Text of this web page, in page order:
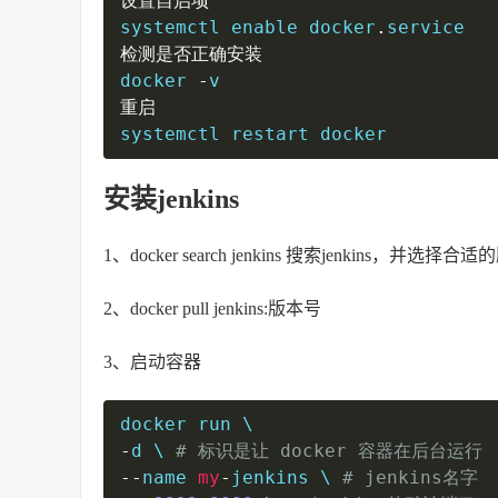
systemctl enable docker .
检测是否正确安装
docker
-
重启
systemctl restart docker
安装jenkins
1、docker search jenkins 搜索jenkins，并选择合适
2、docker pull jenkins:版本号
3、启动容器
- d \ # 标识是让 docker 容器在后台运行
-- name my- jenkins \ # jenkins名字